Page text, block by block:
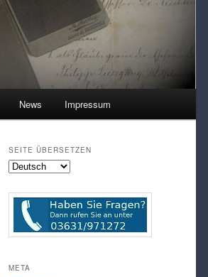
News Impressum
SEITE ÜBERSETZEN
META